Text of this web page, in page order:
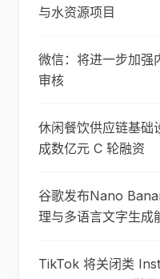
与水资源项目
微信：将进一步加强
审核
休闲餐饮供应链基础
成数亿元 C 轮融资
谷歌发布Nano
理与多语言文字生成
TikTok 将关闭类